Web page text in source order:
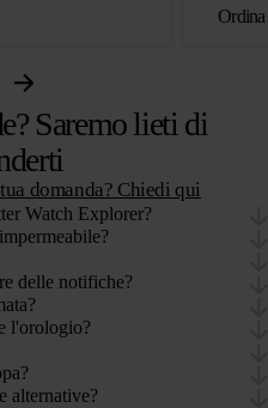
Ordina
Saremo lieti di
domanda? Chiedi qui
Watch Explorer?
delle notifiche?
l'orologio?
alternative?